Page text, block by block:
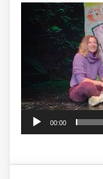
Video
Player
00:00